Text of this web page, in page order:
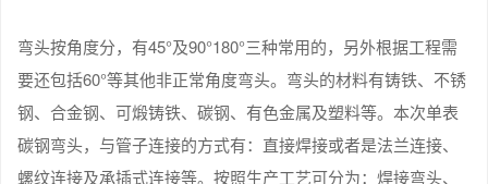
弯头按角度分，有45°及90°180°三种常用的，另外根据工程需
要还包括60°等其他非正常角度弯头。弯头的材料有铸铁、不锈
钢、合金钢、可煅铸铁、碳钢、有色金属及塑料等。本次单表
碳钢弯头，与管子连接的方式有：直接焊接或者是法兰连接、
螺纹连接及承插式连接等。按照生产工艺可分为：焊接弯头、